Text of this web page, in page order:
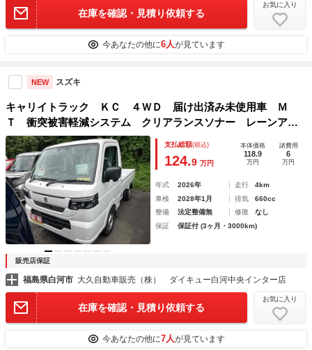
在庫を確認・見積り依頼する
お気に入り
今あなたの他に6人が見ています
NEW スズキ
キャリイトラック ＫＣ ４ＷＤ 届け出済み未使用車 Ｍ
Ｔ 衝突被害軽減システム クリアランスソナー レーンアシ
スト キーレスエントリー アイドリングストップ オートラ
イト ＬＥＤヘッドランプ ＡＢＳ ＥＳＣ
支払総額(税込)
124.9 万円
本体価格
118.9
万円
諸費用
6
万円
年式 2026年 走行
4km
車検
2028年1月 排気
660cc
整備
法定整備無 修復
なし
保証
保証付 (3ヶ月・3000km)
販売店保証
福島県白河市 大久自動車販売（株） ダイキュー白河中央インター店
在庫を確認・見積り依頼する
お気に入り
今あなたの他に7人が見ています